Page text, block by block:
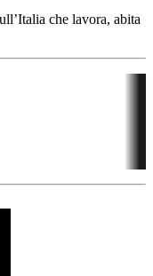
che lavora, abita